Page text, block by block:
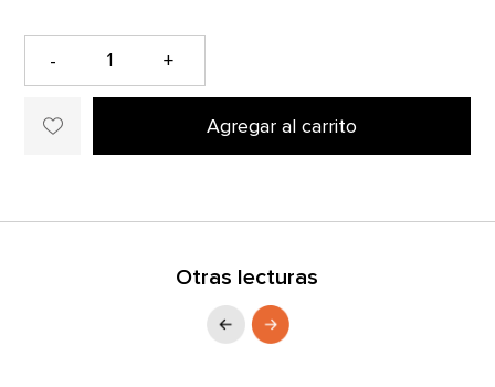
- +
Agregar al carrito
Otras lecturas